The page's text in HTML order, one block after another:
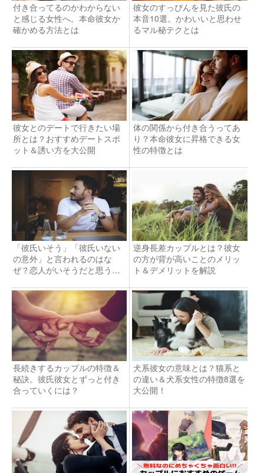
付き合ってるのかわからない
と感じる女性へ。本命彼女か
確かめる方法とは
彼女のすっぴんを見た彼氏の
本音10選。かわいいと思わせ
るマル秘テクとは
彼女とのデートで行きたい場
所とは？おすすめデートスポ
ット＆誘い方を大公開
体の関係から付き合うってあ
り？本命彼女に昇格できる女
性の特徴とは
「彼氏いそう」「彼氏いない
の意外」と言われるのはな
ぜ？恋人がいそうだと思う理
逆身長差カップルとは？彼女
の方が背が高いことのメリッ
ト＆デメリットを解説
長続きするカップルの特徴＆
秘訣。彼氏彼女とずっと付き
合っていくには？
犬系彼女の意味とは？猫系と
の違い＆犬系女性の特徴8選を
大公開！